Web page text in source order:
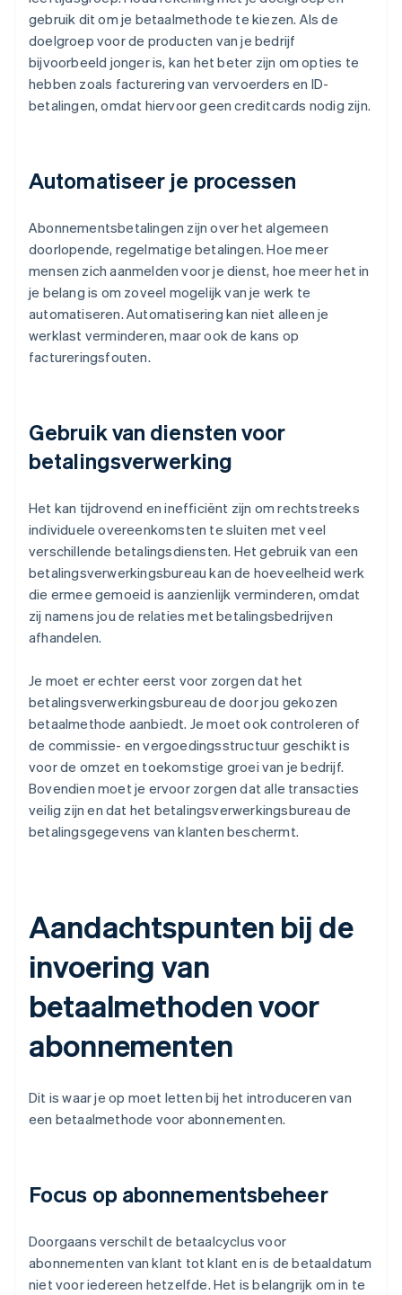
gebruik dit om je betaalmethode te kiezen. Als de
doelgroep voor de producten van je bedrijf
bijvoorbeeld jonger is, kan het beter zijn om opties te
hebben zoals facturering van vervoerders en ID-
betalingen, omdat hiervoor geen creditcards nodig zijn.
Automatiseer je processen
Abonnementsbetalingen zijn over het algemeen
doorlopende, regelmatige betalingen. Hoe meer
mensen zich aanmelden voor je dienst, hoe meer het in
je belang is om zoveel mogelijk van je werk te
automatiseren. Automatisering kan niet alleen je
werklast verminderen, maar ook de kans op
factureringsfouten.
Gebruik van diensten voor
betalingsverwerking
Het kan tijdrovend en inefficiënt zijn om rechtstreeks
individuele overeenkomsten te sluiten met veel
verschillende betalingsdiensten. Het gebruik van een
betalingsverwerkingsbureau kan de hoeveelheid werk
die ermee gemoeid is aanzienlijk verminderen, omdat
zij namens jou de relaties met betalingsbedrijven
afhandelen.
Je moet er echter eerst voor zorgen dat het
betalingsverwerkingsbureau de door jou gekozen
betaalmethode aanbiedt. Je moet ook controleren of
de commissie- en vergoedingsstructuur geschikt is
voor de omzet en toekomstige groei van je bedrijf.
Bovendien moet je ervoor zorgen dat alle transacties
veilig zijn en dat het betalingsverwerkingsbureau de
betalingsgegevens van klanten beschermt.
Aandachtspunten bij de
invoering van
betaalmethoden voor
abonnementen
Dit is waar je op moet letten bij het introduceren van
een betaalmethode voor abonnementen.
Focus op abonnementsbeheer
Doorgaans verschilt de betaalcyclus voor
abonnementen van klant tot klant en is de betaaldatum
niet voor iedereen hetzelfde. Het is belangrijk om in te